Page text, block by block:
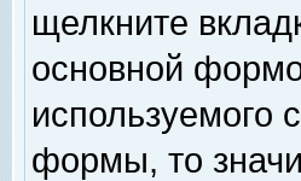
щелкните
основной
используемого
формы, то